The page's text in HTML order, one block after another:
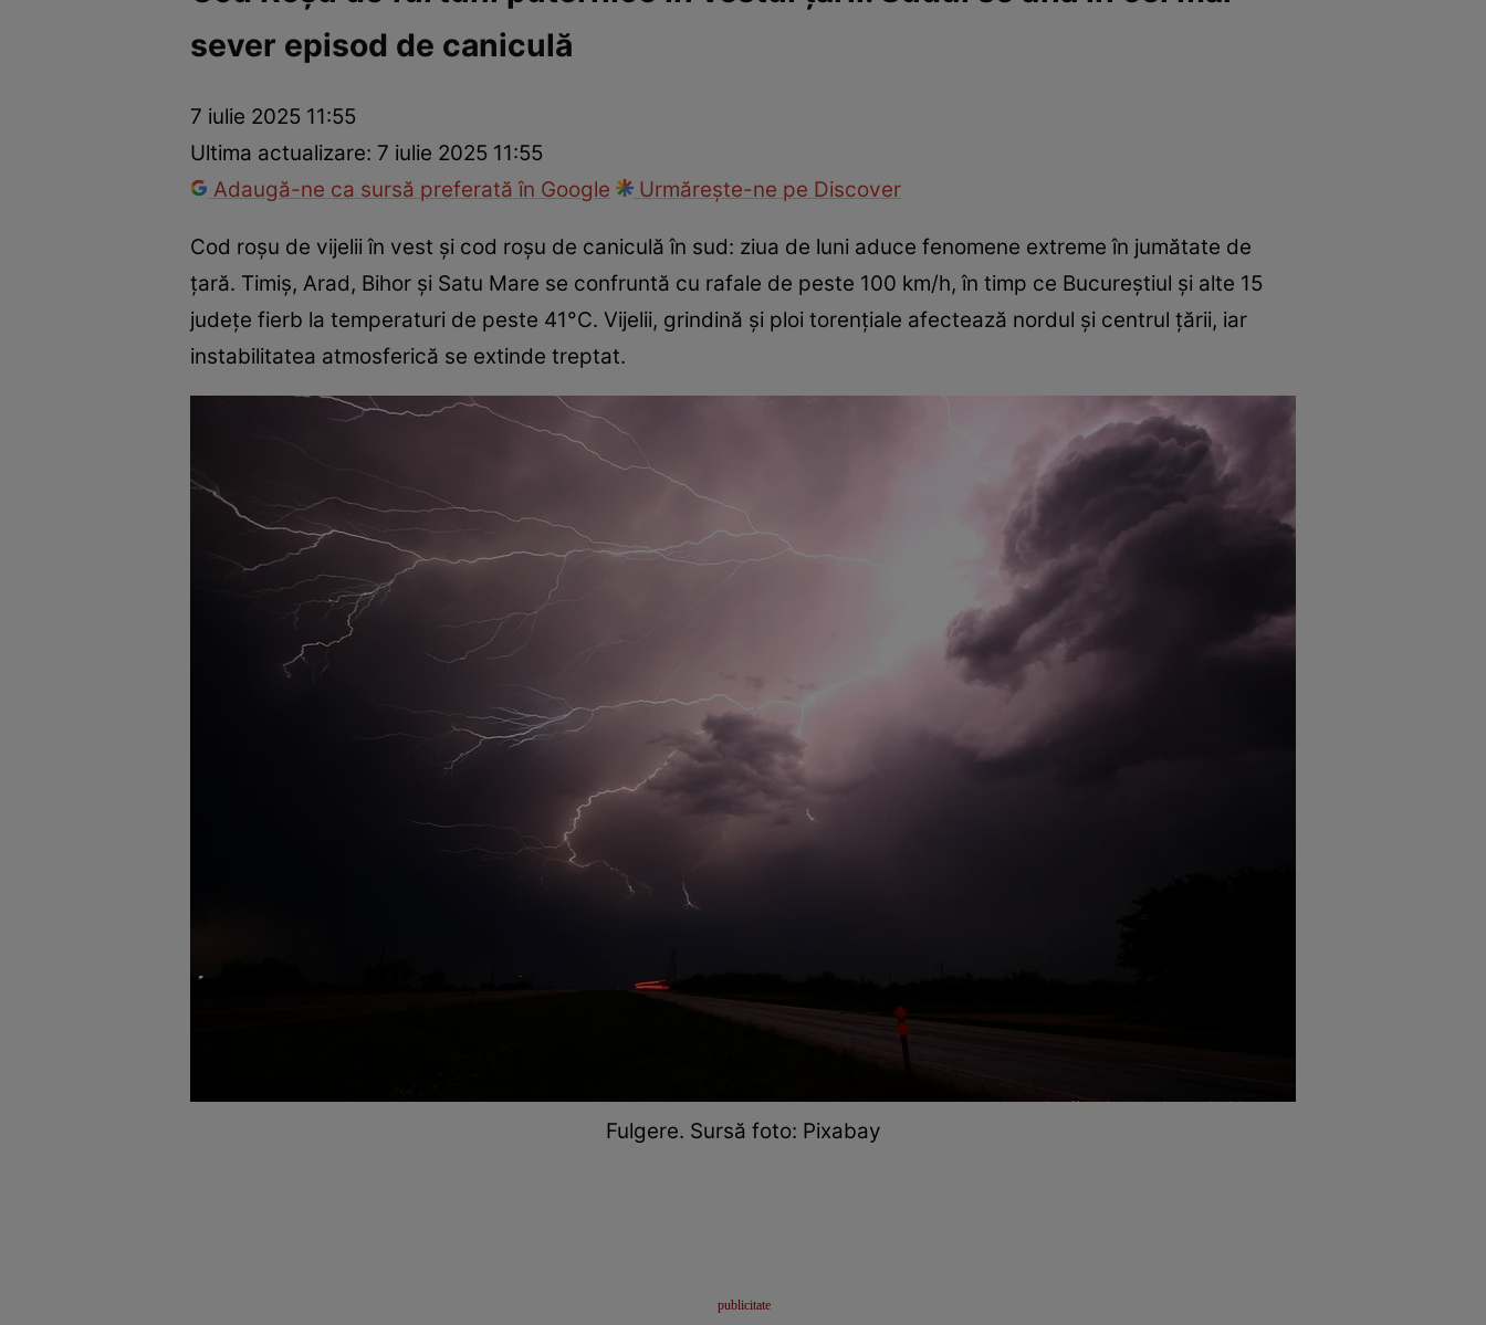
InternaționalFapt diversTehnologieNațional
sever episod de caniculă
7 iulie 2025 11:55
Ultima actualizare: 7 iulie 2025 11:55
Adaugă-ne ca sursă preferată în Google
Urmărește-ne pe Discover
Cod roșu de vijelii în vest și cod roșu de caniculă în sud: ziua de luni aduce fenomene extreme în jumătate de
țară. Timiș, Arad, Bihor și Satu Mare se confruntă cu rafale de peste 100 km/h, în timp ce Bucureștiul și alte 15
județe fierb la temperaturi de peste 41°C. Vijelii, grindină și ploi torențiale afectează nordul și centrul țării, iar
instabilitatea atmosferică se extinde treptat.
Fulgere. Sursă foto: Pixabay